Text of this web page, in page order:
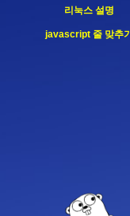
리눅스 설명
javascript 줄 맞추기